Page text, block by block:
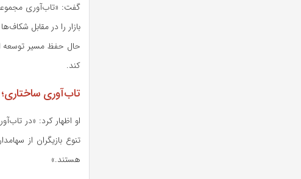
گفت: «تاب‌آوری
بازار را در مقابل
حال حفظ مسیر توسعه
کند.
تاب‌آوری ساختاری؛
او اظهار کرد: «در
تنوع بازیگران از
هستند.»